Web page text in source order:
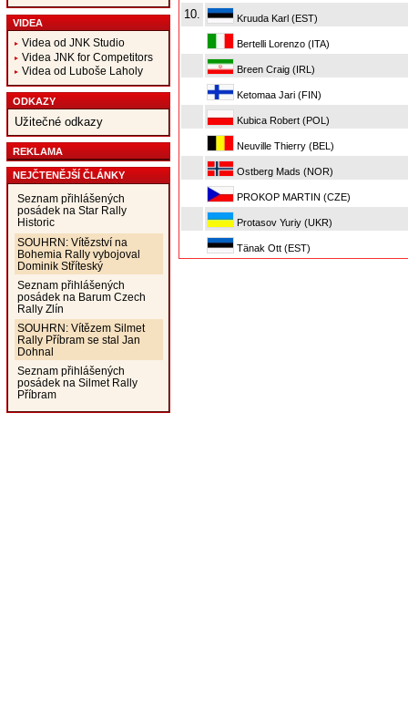
VIDEA
Videa od JNK Studio
Videa JNK for Competitors
Videa od Luboše Laholy
ODKAZY
Užitečné odkazy
REKLAMA
NEJČTENĚJŠÍ ČLÁNKY
Seznam přihlášených
posádek na Star Rally
Historic
SOUHRN: Vítězství na
Bohemia Rally vybojoval
Dominik Stříteský
Seznam přihlášených
posádek na Barum Czech
Rally Zlín
SOUHRN: Vítězem Silmet
Rally Příbram se stal Jan
Dohnal
Seznam přihlášených
posádek na Silmet Rally
Příbram
10. Kruuda Karl (EST)
Bertelli Lorenzo (ITA)
Breen Craig (IRL)
Ketomaa Jari (FIN)
Kubica Robert (POL)
Neuville Thierry (BEL)
Ostberg Mads (NOR)
PROKOP MARTIN (CZE)
Protasov Yuriy (UKR)
Tänak Ott (EST)